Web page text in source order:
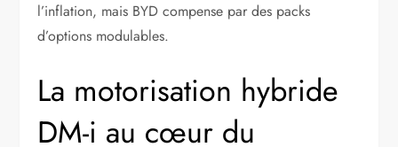
l’inflation, mais BYD compense par des packs
d’options modulables.
La motorisation hybride
DM-i au cœur du